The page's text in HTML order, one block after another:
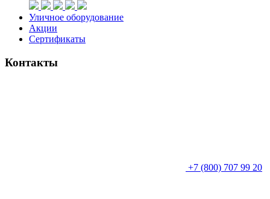
Уличное оборудование
Акции
Сертификаты
Контакты
+7 (800) 707 99 20